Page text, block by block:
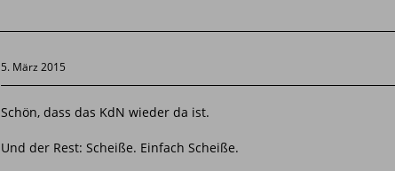
5. März 2015
Schön, dass das KdN wieder da ist.
Und der Rest: Scheiße. Einfach Scheiße.